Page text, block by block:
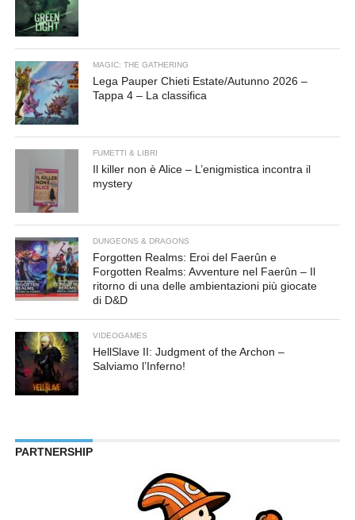
MAGIC: THE GATHERING
Lega Pauper Chieti Estate/Autunno 2026 –
Tappa 4 – La classifica
FUMETTI & LIBRI
Il killer non è Alice – L’enigmistica incontra il
mystery
DUNGEONS & DRAGONS
Forgotten Realms: Eroi del Faerûn e
Forgotten Realms: Avventure nel Faerûn – Il
ritorno di una delle ambientazioni più giocate
di D&D
VIDEOGAMES
HellSlave II: Judgment of the Archon –
Salviamo l’Inferno!
PARTNERSHIP